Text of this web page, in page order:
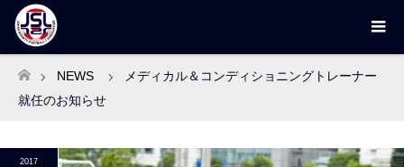
ホーム
NEWS
メディカル＆コンディショニングトレーナー
就任のお知らせ
2017